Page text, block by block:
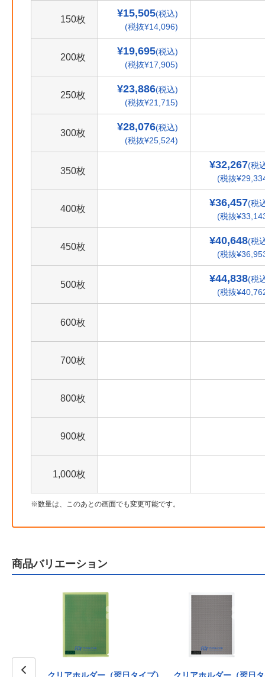
150枚
¥15,505(税込)
(税抜¥14,096)
200枚
¥19,695(税込)
(税抜¥17,905)
250枚
¥23,886(税込)
(税抜¥21,715)
300枚
¥28,076(税込)
(税抜¥25,524)
350枚
¥32,267(税
(税抜
400枚
¥36,457(税
(税抜
450枚
¥40,648(税
(税抜
500枚
¥44,838(税
(税抜
600枚
700枚
800枚
900枚
1,000枚
数量は、このあとの画面でも変更可能です。
商品バリエーション